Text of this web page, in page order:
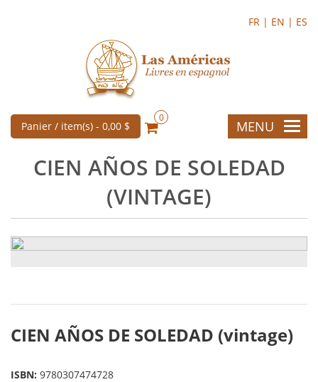
FR | EN | ES
Panier / item(s) - 0,00 $
0
MENU
CIEN AÑOS DE SOLEDAD
(VINTAGE)
CIEN AÑOS DE SOLEDAD (vintage)
ISBN: 9780307474728